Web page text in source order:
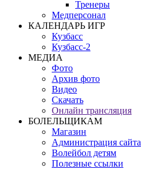
Тренеры
Медперсонал
КАЛЕНДАРЬ ИГР
Кузбасс
Кузбасс-2
МЕДИА
Фото
Архив фото
Видео
Скачать
Онлайн трансляция
БОЛЕЛЬЩИКАМ
Магазин
Администрация сайта
Волейбол детям
Полезные ссылки